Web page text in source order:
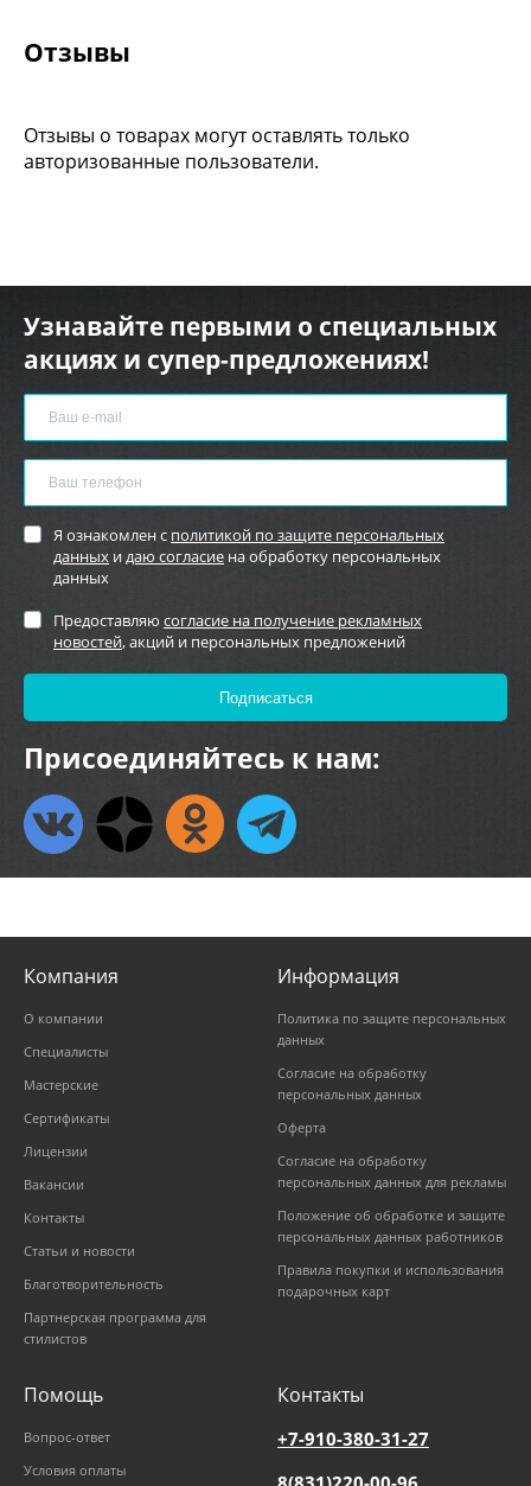
Отзывы
Отзывы о товарах могут оставлять только
авторизованные пользователи.
Узнавайте первыми о специальных
акциях и супер-предложениях!
Я ознакомлен с политикой по защите персональных
данных и даю согласие на обработку персональных
данных
Предоставляю согласие на получение рекламных
новостей, акций и персональных предложений
Присоединяйтесь к нам:
Компания
О компании
Специалисты
Мастерские
Сертификаты
Лицензии
Вакансии
Контакты
Статьи и новости
Благотворительность
Партнерская программа для
стилистов
Информация
Политика по защите персональных
данных
Согласие на обработку
персональных данных
Оферта
Согласие на обработку
персональных данных для рекламы
Положение об обработке и защите
персональных данных работников
Правила покупки и использования
подарочных карт
Помощь
Вопрос-ответ
Условия оплаты
Контакты
+7-910-380-31-27